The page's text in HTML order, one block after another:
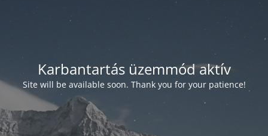
Karbantartás üzemmód aktív
Site will be available soon. Thank you for your patience!